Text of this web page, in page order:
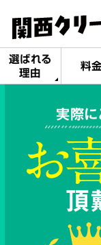
選ばれる
理由
料金
実際